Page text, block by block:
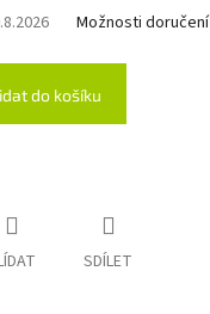
Možnosti doručení
do košíku
SDÍLET